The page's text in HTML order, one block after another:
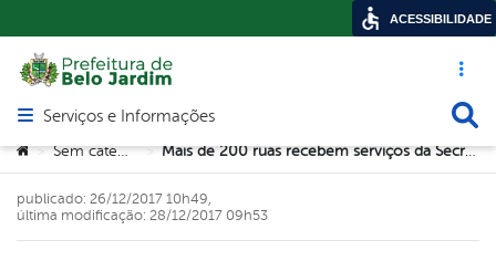
Acesso
Abrir menu principal de navegação
Serviços e Informações
Você está aqui:
> Sem categoria > Mais de 200 ruas recebem serviços da Secretaria de Obras
publicado: 26/12/2017 10h49,
última modificação: 28/12/2017 09h53
ACESSIBILIDADE